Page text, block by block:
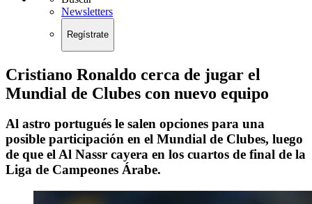
Newsletters
Regístrate
Cristiano Ronaldo cerca de jugar el
Mundial de Clubes con nuevo equipo
Al astro portugués le salen opciones para una
posible participación en el Mundial de Clubes, luego
de que el Al Nassr cayera en los cuartos de final de la
Liga de Campeones Árabe.